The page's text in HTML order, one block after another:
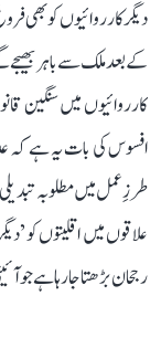
دیگر کارروائیوں کو بھی
کے بعد ملک سے باہر
کارروائیوں میں سنگین
افسوس کی بات یہ ہے کہ
طرزِ عمل میں مطلوبہ
علاقوں میں اقلیتوں کو
رجحان بڑھتا جا رہا ہے جو